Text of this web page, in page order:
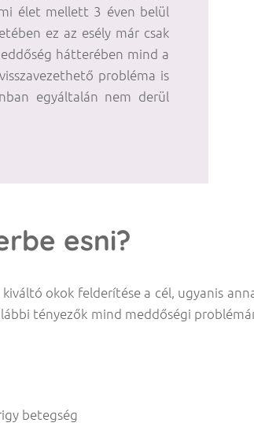
élet mellett 3 éven belül
ez az esély már csak
hátterében mind a
probléma is
egyáltalán nem derül
esni?
okok felderítése a cél, ugyanis
tényezők mind meddőségi
betegség